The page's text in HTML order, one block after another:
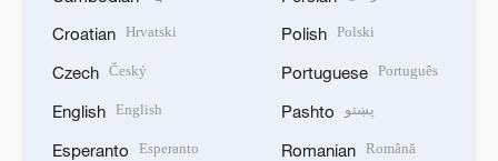
Croatian Hrvatski
Czech Český
English English
Esperanto Esperanto
Polish Polski
Portuguese Português
Pashto پښتو
Romanian Română